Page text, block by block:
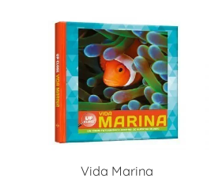
Vida Marina